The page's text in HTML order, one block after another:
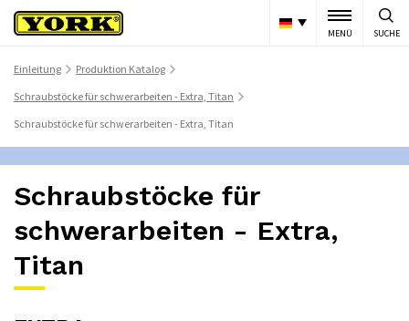
MENÜ SUCHE
Einleitung >Produktion Katalog
Schraubstöcke für schwerarbeiten - Extra, Titan
Schraubstöcke für schwerarbeiten - Extra, Titan
Schraubstöcke für
schwerarbeiten - Extra,
Titan